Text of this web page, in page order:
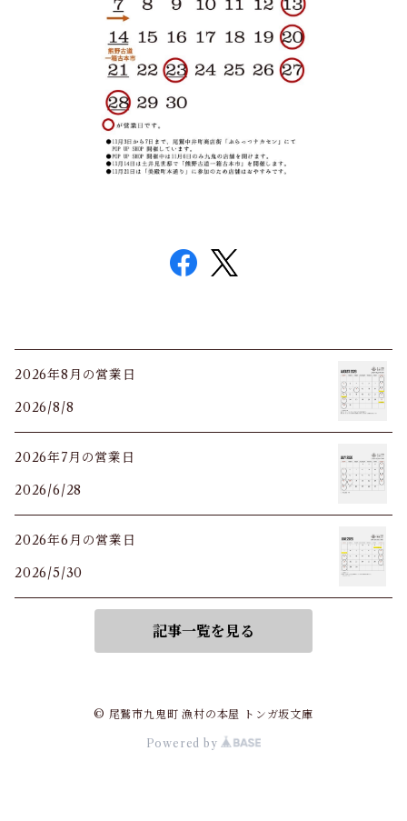
2026年8月の営業日
2026/8/8
2026年7月の営業日
2026/6/28
2026年6月の営業日
2026/5/30
記事一覧を見る
© 尾鷲市九鬼町 漁村の本屋 トンガ坂文庫
Powered by